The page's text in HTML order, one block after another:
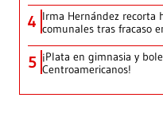
4 Irma Hernández recorta
comunales tras fracaso
5 ¡Plata en gimnasia y
Centroamericanos!